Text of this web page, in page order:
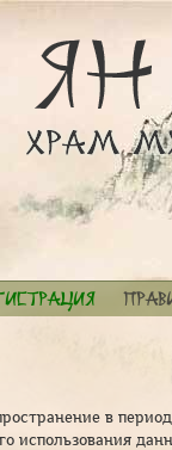
в
использования